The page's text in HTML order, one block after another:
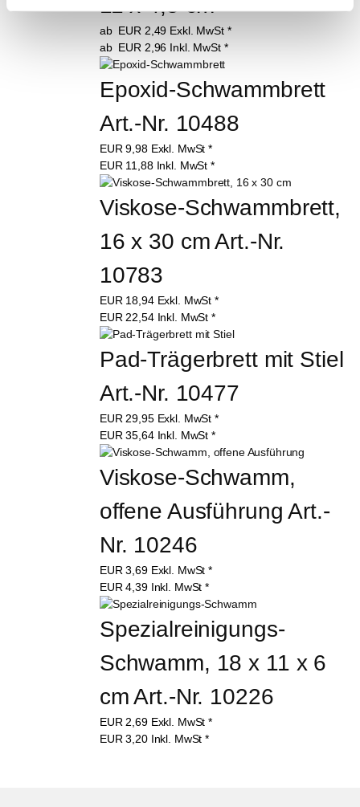
11 x 4,5 cm
ab EUR 2,49 Exkl. MwSt *
ab EUR 2,96 Inkl. MwSt *
Epoxid-Schwammbrett
Art.-Nr. 10488
EUR9,98 Exkl. MwSt *
EUR 11,88 Inkl. MwSt *
Viskose-Schwammbrett,
16 x 30 cm Art.-Nr.
10783
EUR 18,94 Exkl. MwSt *
EUR 22,54 Inkl. MwSt *
Pad-Trägerbrett mit Stiel
Art.-Nr. 10477
EUR 29,95 Exkl. MwSt *
EUR35,64 Inkl. MwSt *
Viskose-Schwamm,
offene Ausführung Art.-
Nr. 10246
EUR3,69 Exkl. MwSt *
EUR4,39 Inkl. MwSt *
Spezialreinigungs-
Schwamm, 18 x 11 x 6
cm Art.-Nr. 10226
EUR 2,69 Exkl. MwSt *
EUR3,20 Inkl. MwSt *